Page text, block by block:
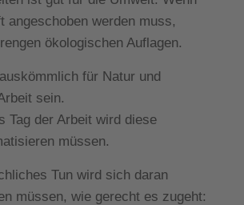
angeschoben werden muss,
ökologischen Auflagen.
für Natur und
sein.
Tag der Arbeit wird diese
müssen.
Tun wird sich daran
müssen, wie gerecht es zugeht: